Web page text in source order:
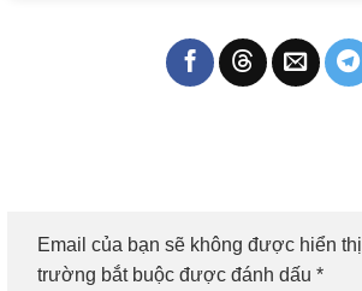
Email của bạn sẽ không được hiển
trường bắt buộc được đánh dấu *